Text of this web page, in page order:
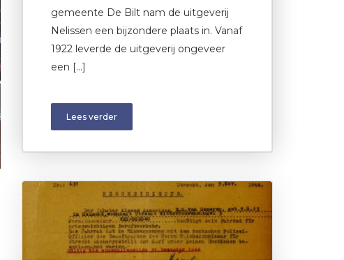
gemeente De Bilt nam de uitgeverij
Nelissen een bijzondere plaats in. Vanaf
1922 leverde de uitgeverij ongeveer
een […]
Lees verder